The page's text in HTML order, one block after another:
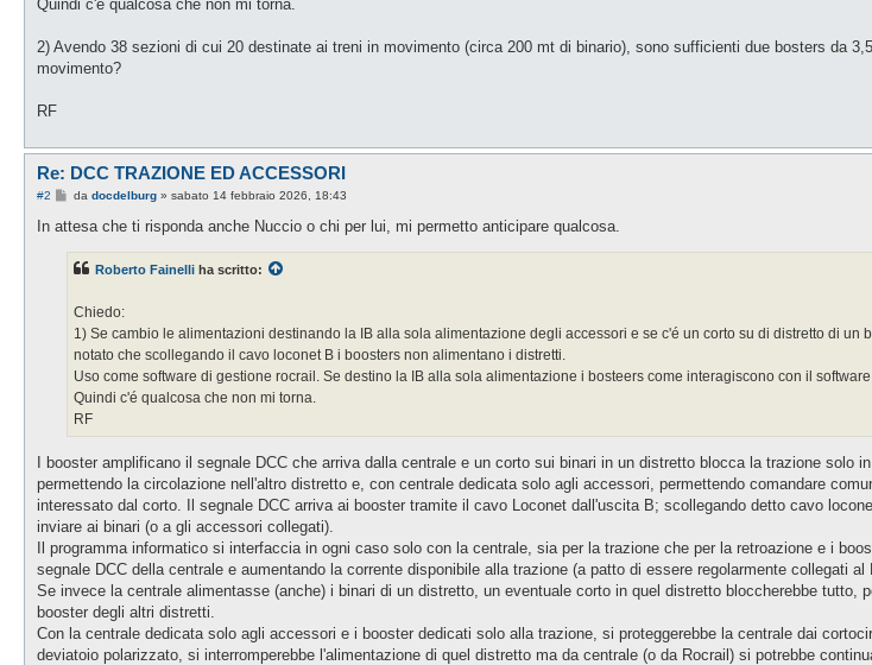
Quindi c'é qualcosa che non mi torna.
2) Avendo 38 sezioni di cui 20 destinate ai treni in movimento (circa 200 mt di binario), sono sufficienti due bosters da
movimento?
RF
Re: DCC TRAZIONE ED ACCESSORI
#2
M
s
a
g
o
da docdelburg» sabato 14 febbraio 2026, 18:43
In attesa che ti risponda anche Nuccio o chi per lui, mi permetto anticipare qualcosa.
Roberto Fainelli ha scritto:
Chiedo:
1) Se cambio le alimentazioni destinando la IB alla sola alimentazione degli accessori e se c'é un corto su di distretto di un
notato che scollegando il cavo loconet B i boosters non alimentano i distretti.
Uso come software di gestione rocrail. Se destino la IB alla sola alimentazione i bosteers come interagiscono con il
Quindi c'é qualcosa che non mi torna.
RF
I booster amplificano il segnale DCC che arriva dalla centrale e un corto sui binari in un distretto blocca la trazione solo
permettendo la circolazione nell'altro distretto e, con centrale dedicata solo agli accessori, permettendo comandare
interessato dal corto. Il segnale DCC arriva ai booster tramite il cavo Loconet dall'uscita B; scollegando detto cavo
inviare ai binari (o a gli accessori collegati).
Il programma informatico si interfaccia in ogni caso solo con la centrale, sia per la trazione che per la retroazione e i
segnale DCC della centrale e aumentando la corrente disponibile alla trazione (a patto di essere regolarmente collegati al
Se invece la centrale alimentasse (anche) i binari di un distretto, un eventuale corto in quel distretto bloccherebbe tutto,
booster degli altri distretti.
Con la centrale dedicata solo agli accessori e i booster dedicati solo alla trazione, si proteggerebbe la centrale dai
deviatoio polarizzato, si interromperebbe l'alimentazione di quel distretto ma da centrale (o da Rocrail) si potrebbe